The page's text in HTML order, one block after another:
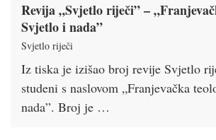
Revija „Svjetlo riječi” –
Svjetlo i nada”
Svjetlo riječi
Iz tiska je izišao broj revije Svjetlo
studeni s naslovom „Franjevačka
nada”. Broj je …